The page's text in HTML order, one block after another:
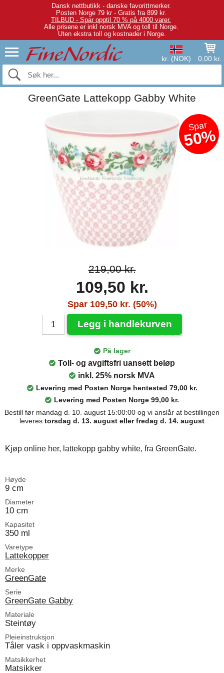
Dansk nettbutikk - danske favorittmerker.
Posten Norge 79 kr - Gratis fra 899 kr.
TILBUD - Spar opptil 70 % på 4000 varer.
Alle prisene er inkl norsk MVA og toll til Norge.
Uten ekstra toll og kostnader i Norge.
kr. (NOK) 0,00 kr.
GreenGate Lattekopp Gabby White
Spar
50%
219,00 kr.
109,50 kr.
Spar 109,50 kr. (50%)
Legg i handlekurven
På lager
Toll- og avgiftsfri uansett beløp
inkl. 25% norsk MVA
Levering med Posten Norge hentested 79,00 kr.
Levering med Posten Norge 99,00 kr.
Bestill før mandag d. 10. august 15:00:00 og vi anslår at bestillingen
leveres torsdag d. 13. august eller fredag d. 14. august
Kjøp online her, lattekopp gabby white, fra GreenGate.
Høyde
9 cm
Diameter
10 cm
Kapasitet
350 ml
Varetype
Lattekopper
Merke
GreenGate
Serie
GreenGate Gabby
Materiale
Steintøy
Pleieinstruksjon
Tåler vask i oppvaskmaskin
Matsikkerhet
Matsikker